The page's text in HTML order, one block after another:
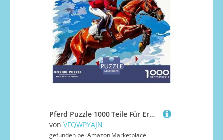
Pferd Puzzle 1000 Teile Für Erwachsene Kinder Mit Gemütliche Studie-Motiv Herausforderung Spielzeug 38x26cm/1000pcs
von VFQWPYAJN
gefunden bei Amazon Marketplace